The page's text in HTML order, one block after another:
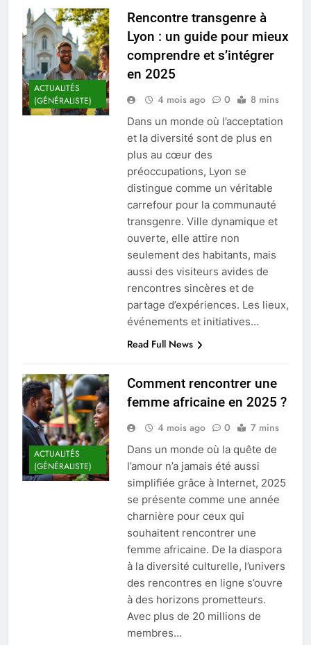
ACTUALITÉS
(GÉNÉRALISTE)
Rencontre transgenre à
Lyon : un guide pour mieux
comprendre et s’intégrer
en 2025
4 mois ago 0 8 mins
Dans un monde où l’acceptation
et la diversité sont de plus en
plus au cœur des
préoccupations, Lyon se
distingue comme un véritable
carrefour pour la communauté
transgenre. Ville dynamique et
ouverte, elle attire non
seulement des habitants, mais
aussi des visiteurs avides de
rencontres sincères et de
partage d’expériences. Les lieux,
événements et initiatives…
Read Full News
ACTUALITÉS
(GÉNÉRALISTE)
Comment rencontrer une
femme africaine en 2025 ?
4 mois ago 0 7 mins
Dans un monde où la quête de
l’amour n’a jamais été aussi
simplifiée grâce à Internet, 2025
se présente comme une année
charnière pour ceux qui
souhaitent rencontrer une
femme africaine. De la diaspora
à la diversité culturelle, l’univers
des rencontres en ligne s’ouvre
à des horizons prometteurs.
Avec plus de 20 millions de
membres…